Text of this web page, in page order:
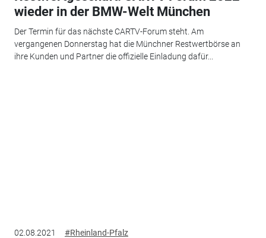
wieder in der BMW-Welt München
Der Termin für das nächste CARTV-Forum steht. Am
vergangenen Donnerstag hat die Münchner Restwertbörse an
ihre Kunden und Partner die offizielle Einladung dafür...
02.08.2021 #Rheinland-Pfalz